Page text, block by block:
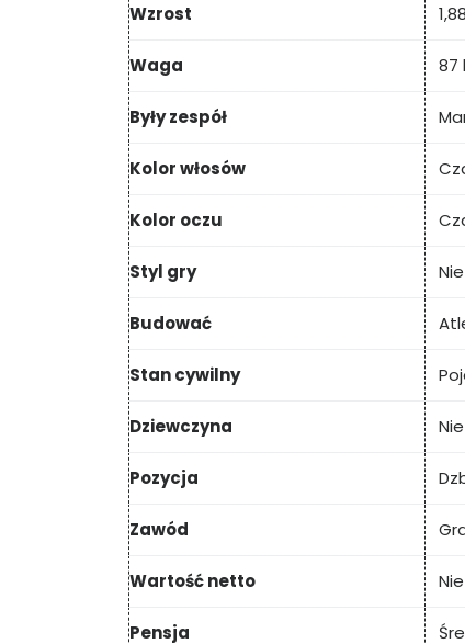
Wzrost
Waga 87
Były zespół
Kolor włosów
Kolor oczu
Styl gry
Budować
Stan cywilny
Dziewczyna
Pozycja
Zawód
Wartość netto
Pensja